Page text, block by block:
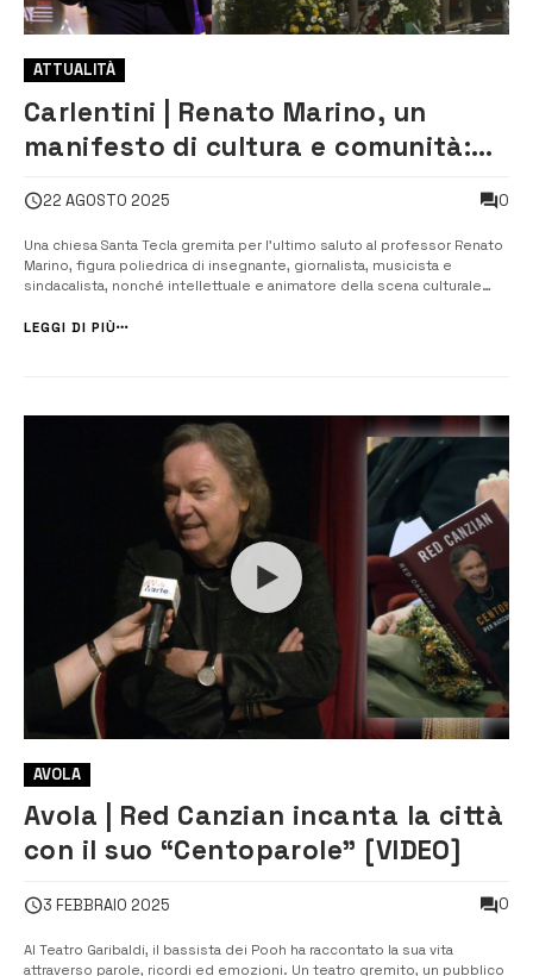
ATTUALITÀ
Carlentini | Renato Marino, un
manifesto di cultura e comunità:
[VIDEO]
22 AGOSTO 2025 0
Una chiesa Santa Tecla gremita per l’ultimo saluto al professor Renato
Marino, figura poliedrica di insegnante, giornalista, musicista e
sindacalista, nonché intellettuale e animatore della scena culturale
scolastici, sportivi, imprenditori, politici, sindacati, giorna...
LEGGI DI PIÙ
AVOLA
Avola | Red Canzian incanta la città
con il suo “Centoparole” [VIDEO]
3 FEBBRAIO 2025 0
Al Teatro Garibaldi, il bassista dei Pooh ha raccontato la sua vita
attraverso parole, ricordi ed emozioni. Un teatro gremito, un pubblico